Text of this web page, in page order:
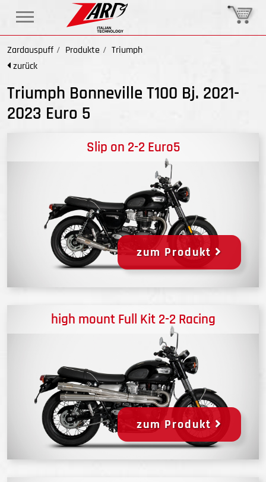
Zardauspuff Produkte
Triumph
zurück
Triumph Bonneville T100 Bj. 2021-
2023 Euro 5
Slip on 2-2 Euro5
zum Produkt
high mount Full Kit 2-2 Racing
zum Produkt